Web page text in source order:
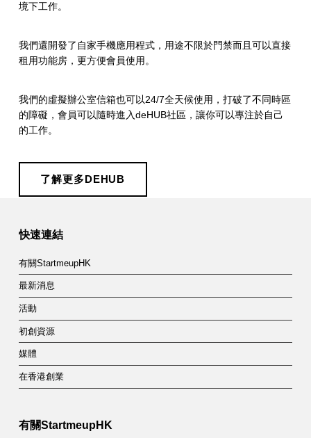
境下工作。
我們還開發了自家手機應用程式，用途不限於門禁而且可以直接
租用功能房，更方便會員使用。
我們的虛擬辦公室信箱也可以24/7全天候使用，打破了不同時區
的障礙，會員可以隨時進入deHUB社區，讓你可以專注於自己
的工作。
了解更多DEHUB
Skip back to main navigation
快速連結
有關StartmeupHK
最新消息
活動
初創資源
媒體
在香港創業
有關StartmeupHK